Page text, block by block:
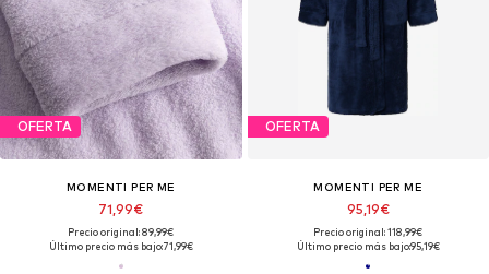
OFERTA
MOMENTI PER ME
71,99€
Precio original: 89,99€
Último precio más bajo:71,99€
OFERTA
MOMENTI PER ME
95,19€
Precio original: 118,99€
Último precio más bajo:95,19€